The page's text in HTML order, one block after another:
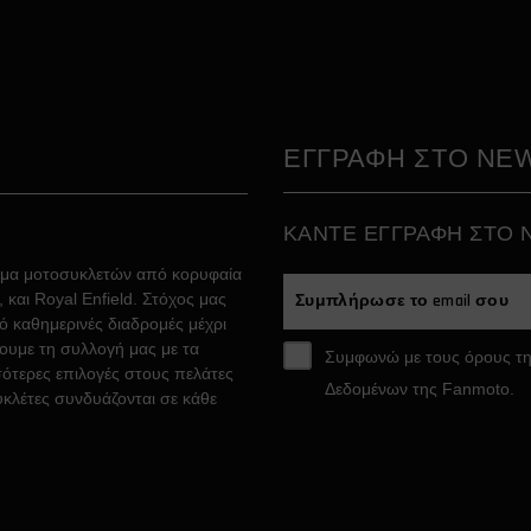
μοτοσυκλετών από κορυφαία
Royal Enfield. Στόχος μας
διαδρομές μέχρι
τη συλλογή μας με τα
επιλογές στους πελάτες
συνδυάζονται σε κάθε
ΕΓΓΡΑΦΗ ΣΤΟ
ΚAΝΤΕ ΕΓΓΡΑΦH ΣΤΟ
Συμφωνώ με τους όρους
Δεδομένων της Fanmoto.